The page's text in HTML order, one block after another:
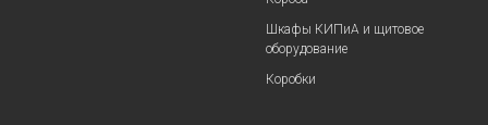
Шкафы КИПиА и щитовое
оборудование
Коробки